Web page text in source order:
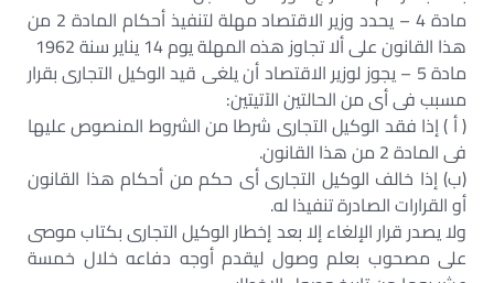
مادة 4 – يحدد وزير الاقتصاد مهلة لتنفيذ أحكام المادة 2 من
هذا القانون على ألا تجاوز هذه المهلة يوم 14 يناير سنة 1962
مادة 5 – يجوز لوزير الاقتصاد أن يلغى قيد الوكيل التجارى بقرار
مسبب فى أى من الحالتين الآتيتين:
( أ ) إذا فقد الوكيل التجارى شرطا من الشروط المنصوص عليها
فى المادة 2 من هذا القانون.
(ب) إذا خالف الوكيل التجارى أى حكم من أحكام هذا القانون
أو القرارات الصادرة تنفيذا له.
ولا يصدر قرار الإلغاء إلا بعد إخطار الوكيل التجارى بكتاب موصى
على مصحوب بعلم وصول ليقدم أوجه دفاعه خلال خمسة